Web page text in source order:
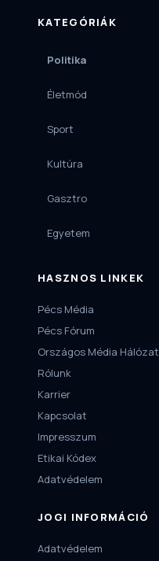
KATEGÓRIÁK
Politika
Életmód
Sport
Kultúra
Gasztro
Egyetem
HASZNOS LINKEK
Pécs Média
Pécs Fórum
Országos Média Hálózat
Rólunk
Karrier
Kapcsolat
Impresszum
Etikai Kódex
Adatvédelem
JOGI INFORMÁCIÓ
Adatvédelem